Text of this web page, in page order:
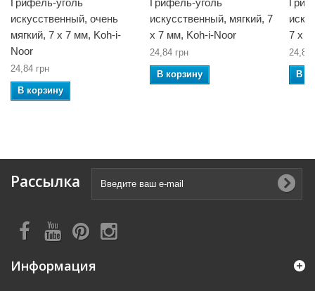
искусственный, очень
мягкий, 7 x 7 мм, Koh-i-
Noor
24,84 грн
В корзину
искусственный, мягкий, 7
x 7 мм, Koh-i-Noor
24,84 грн
В корзину
7 x 7
24,84
В
Рассылка
Информация